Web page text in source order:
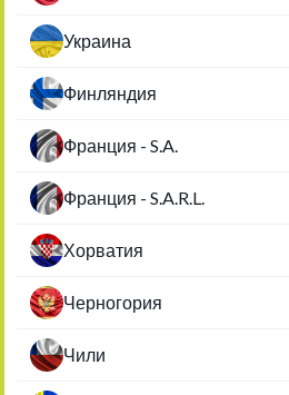
Украина
Финляндия
Франция - S.A.
Франция - S.A.R.L.
Хорватия
Черногория
Чили